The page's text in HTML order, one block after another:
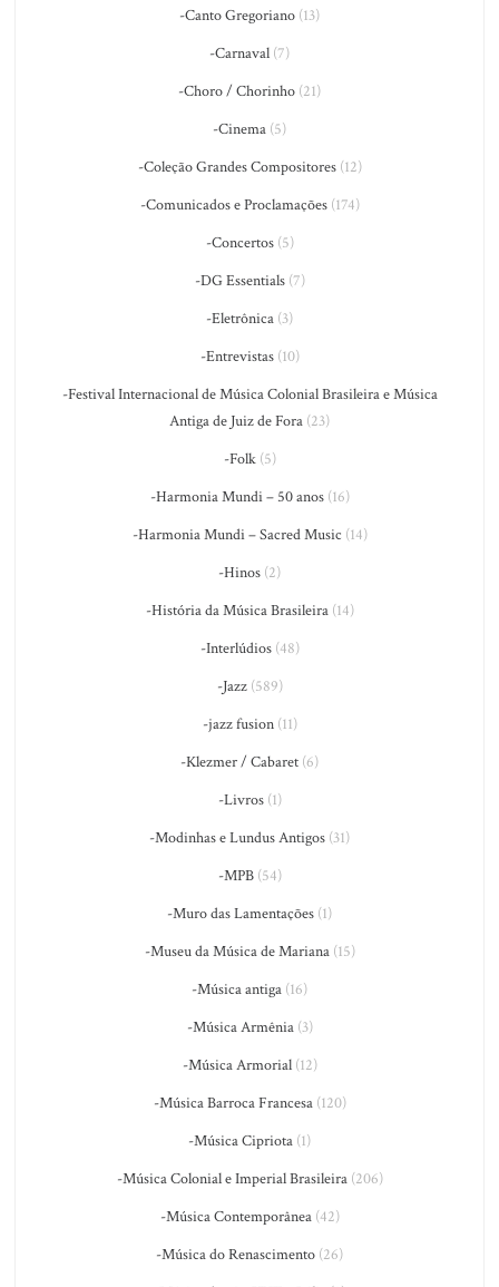
-Canto Gregoriano (13)
-Carnaval (7)
-Choro / Chorinho (21)
-Cinema (5)
-Coleção Grandes Compositores(12)
-Comunicados e Proclamações(174)
-Concertos(5)
-DG Essentials(7)
-Eletrônica (3)
-Entrevistas(10)
-Festival Internacional de Música Colonial Brasileira e Música
Antiga de Juiz de Fora (23)
-Folk(5)
-Harmonia Mundi – 50 anos(16)
-Harmonia Mundi – Sacred Music (14)
-Hinos (2)
-História da Música Brasileira(14)
-Interlúdios(48)
-Jazz(589)
-jazz fusion(11)
-Klezmer / Cabaret (6)
-Livros(1)
-Modinhas e Lundus Antigos (31)
-MPB(54)
-Muro das Lamentações (1)
-Museu da Música de Mariana(15)
-Música antiga (16)
-Música Armênia(3)
-Música Armorial(12)
-Música Barroca Francesa(120)
-Música Cipriota (1)
-Música Colonial e Imperial Brasileira(206)
-Música Contemporânea(42)
-Música do Renascimento (26)